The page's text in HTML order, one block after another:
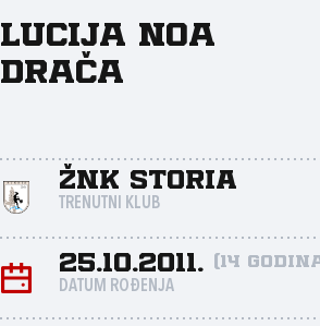
Lucija Noa
Drača
ŽNK Storia
TRENUTNI KLUB
25.10.2011. (14
DATUM ROĐENJA